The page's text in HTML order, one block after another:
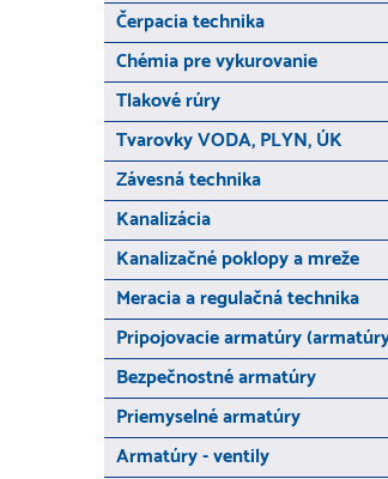
Čerpacia technika
Chémia pre vykurovanie
Tlakové rúry
Tvarovky VODA, PLYN, ÚK
Závesná technika
Kanalizácia
Kanalizačné poklopy a mreže
Meracia a regulačná technika
Pripojovacie armatúry
Bezpečnostné armatúry
Priemyselné armatúry
Armatúry - ventily